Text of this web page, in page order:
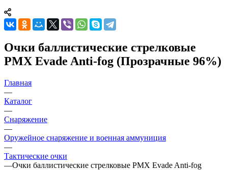
Очки баллистические стрелковые
PMX Evade Anti-fog (Прозрачные 96%)
Главная
—
Каталог
—
Снаряжение
—
Оружейное снаряжение и военная аммуниция
—
Тактические очки
—Очки баллистические стрелковые PMX Evade Anti-fog